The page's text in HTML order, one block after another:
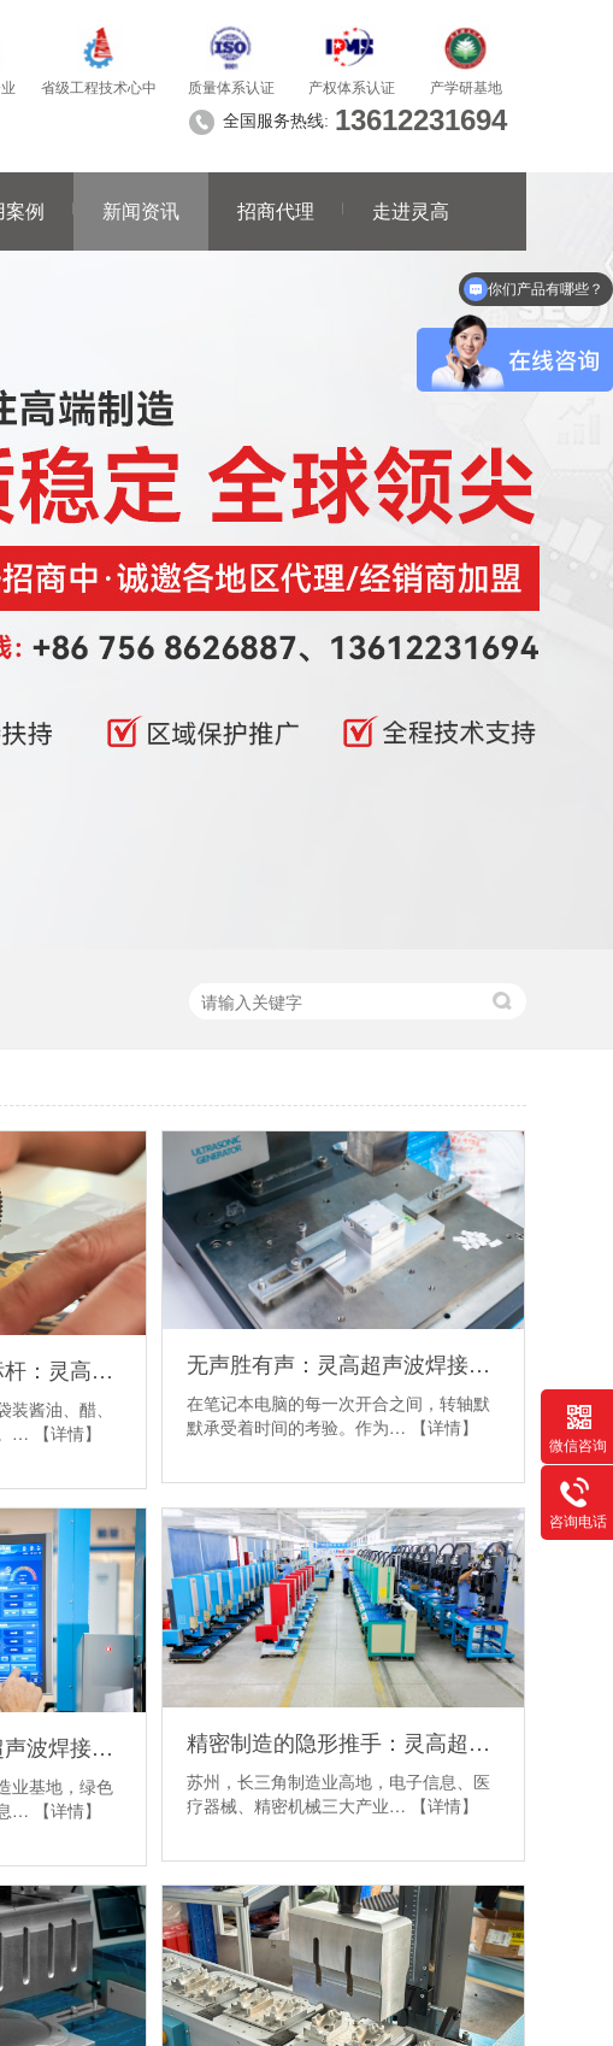
省级工程技术心中 质量体系认证 产权体系认证 产学研基地
全国服务热线: 13612231694
案例 新闻资讯 招商代理 走进灵高
调味品包装密封新标杆：灵高超声波焊接如何让鲜味“锁”得更久
酱油、醋、
…
【详情】
无声胜有声：灵高超声波焊接如何重塑笔记本转轴的品质与效率
在笔记本电脑的每一次开合之间，转轴默
默承受着时间的考验。作为…
【详情】
九江制造业换挡，超声波焊接机也到了"跟着产业链跑"的时候
业基地，绿色
…
【详情】
精密制造的隐形推手：灵高超声波焊接如何嵌入苏州产业生态？
苏州，长三角制造业高地，电子信息、医
疗器械、精密机械三大产业…
【详情】
微信咨询
咨询电话
你们产品有哪些？
你们报价是怎样？